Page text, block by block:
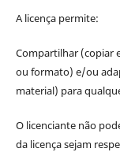
A licença permite:
Compartilhar (copiar
ou formato) e/ou
material) para
O licenciante não
da licença sejam